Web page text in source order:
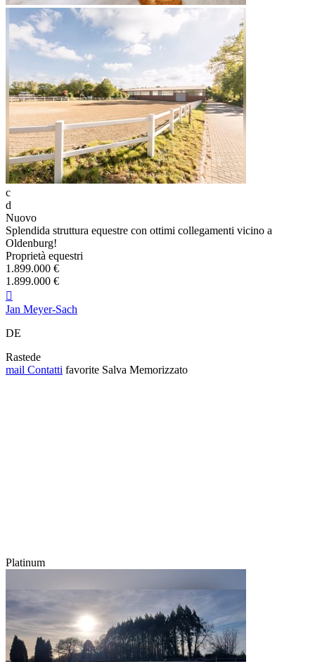
c
d
Nuovo
Splendida struttura equestre con ottimi collegamenti vicino a
Oldenburg!
Proprietà equestri
1.899.000 €
1.899.000 €

Jan Meyer-Sach
DE
Rastede
mail Contatti favorite Salva Memorizzato
Platinum